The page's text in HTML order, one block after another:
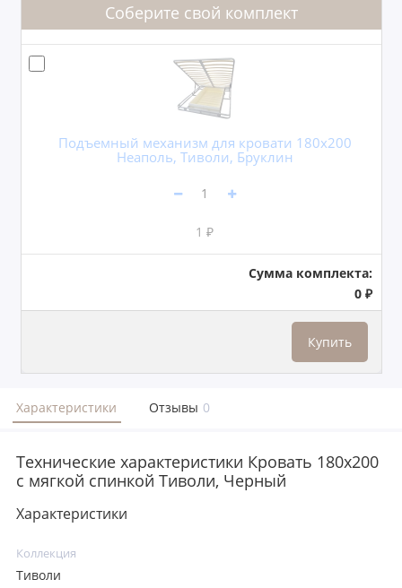
Соберите свой комплект
Подъемный механизм для кровати 180x200
Неаполь, Тиволи, Бруклин
1 ₽
Сумма комплекта:
0 ₽
Купить
Характеристики Отзывы 0
Технические характеристики Кровать 180x200
с мягкой спинкой Тиволи, Черный
Характеристики
Коллекция
Тиволи